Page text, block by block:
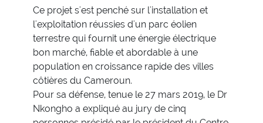
Ce projet s'est penché sur l'installation et
l'exploitation réussies d'un parc éolien
terrestre qui fournit une énergie électrique
bon marché, fiable et abordable à une
population en croissance rapide des villes
côtières du Cameroun.
Pour sa défense, tenue le 27 mars 2019, le Dr
Nkongho a expliqué au jury de cinq